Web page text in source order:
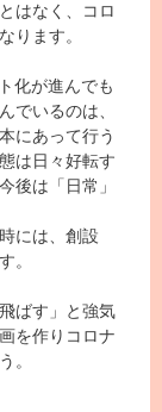
はなく、コロ
ります。
化が進んでも
でいるのは、
にあって行う
は日々好転す
後は 「 日常 」
には、創設
。
ばす」と強気
を作りコロナ
。